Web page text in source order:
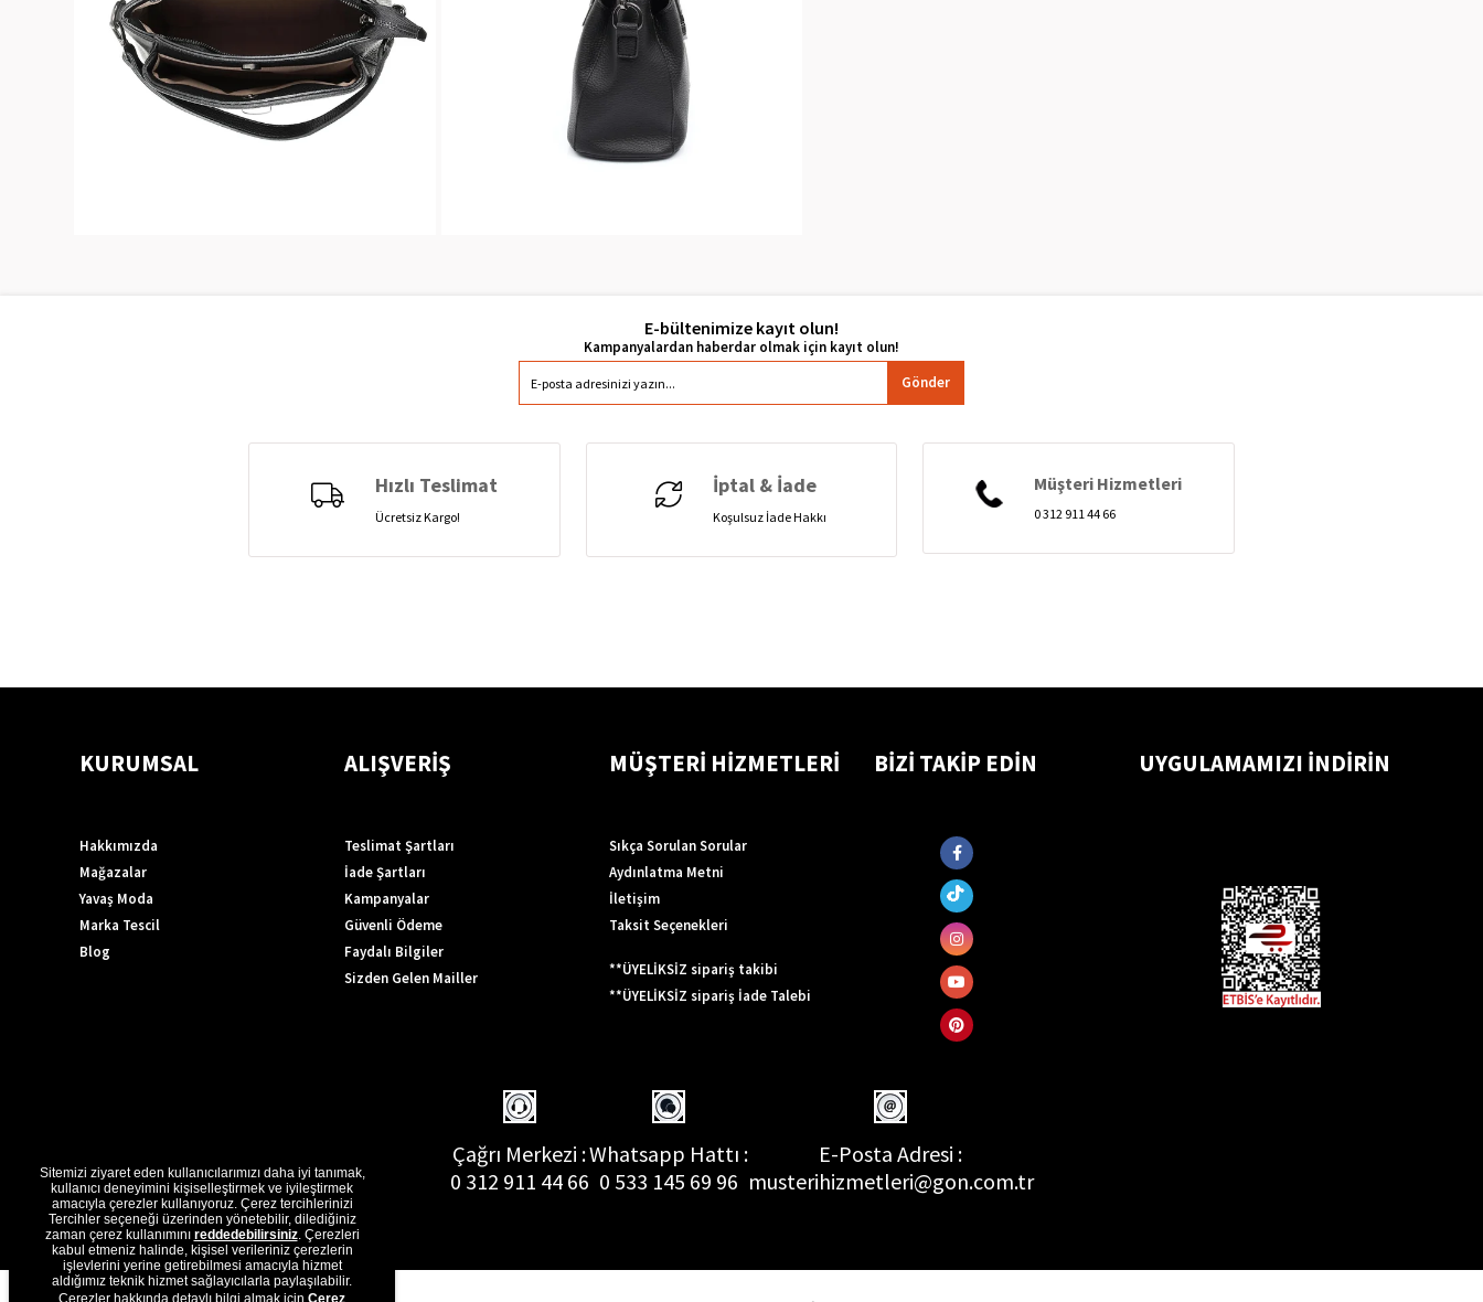
E-bültenimize kayıt olun!
Gönder
Hızlı Teslimat
Ücretsiz Kargo!
İptal & İade
Koşulsuz İade Hakkı
Müşteri Hizmetleri
0 312 911 44 66
KURUMSAL
Hakkımızda
Mağazalar
Yavaş Moda
Marka Tescil
Blog
ALIŞVERİŞ
Teslimat Şartları
İade Şartları
Kampanyalar
Güvenli Ödeme
Faydalı Bilgiler
Sizden Gelen Mailler
MÜŞTERİ HİZMETLERİ
Sıkça Sorulan Sorular
Aydınlatma Metni
İletişim
Taksit Seçenekleri
**ÜYELİKSİZ sipariş takibi
**ÜYELİKSİZ sipariş İade Talebi
BİZİ TAKİP EDİN UYGULAMAMIZI İNDİRİN
Çağrı Merkezi :
0 312 911 44 66
Whatsapp Hattı :
0 533 145 69 96
E-Posta Adresi :
musterihizmetleri@gon.com.tr
Sitemizi ziyaret eden kullanıcılarımızı daha iyi tanımak,
kullanıcı deneyimini kişiselleştirmek ve iyileştirmek
amacıyla çerezler kullanıyoruz. Çerez tercihlerinizi
Tercihler seçeneği üzerinden yönetebilir, dilediğiniz
zaman çerez kullanımını reddedebilirsiniz. Çerezleri
kabul etmeniz halinde, kişisel verileriniz çerezlerin
işlevlerini yerine getirebilmesi amacıyla hizmet
aldığımız teknik hizmet sağlayıcılarla paylaşılabilir.
Çerezler hakkında detaylı bilgi almak için Çerez